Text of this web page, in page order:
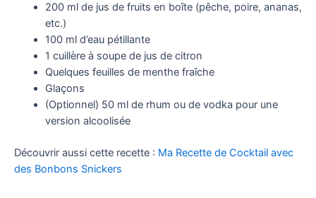
200 ml de jus de fruits en boîte (pêche, poire, ananas,
etc.)
100 ml d’eau pétillante
1 cuillère à soupe de jus de citron
Quelques feuilles de menthe fraîche
Glaçons
(Optionnel) 50 ml de rhum ou de vodka pour une
version alcoolisée
Découvrir aussi cette recette : Ma Recette de Cocktail avec
des Bonbons Snickers